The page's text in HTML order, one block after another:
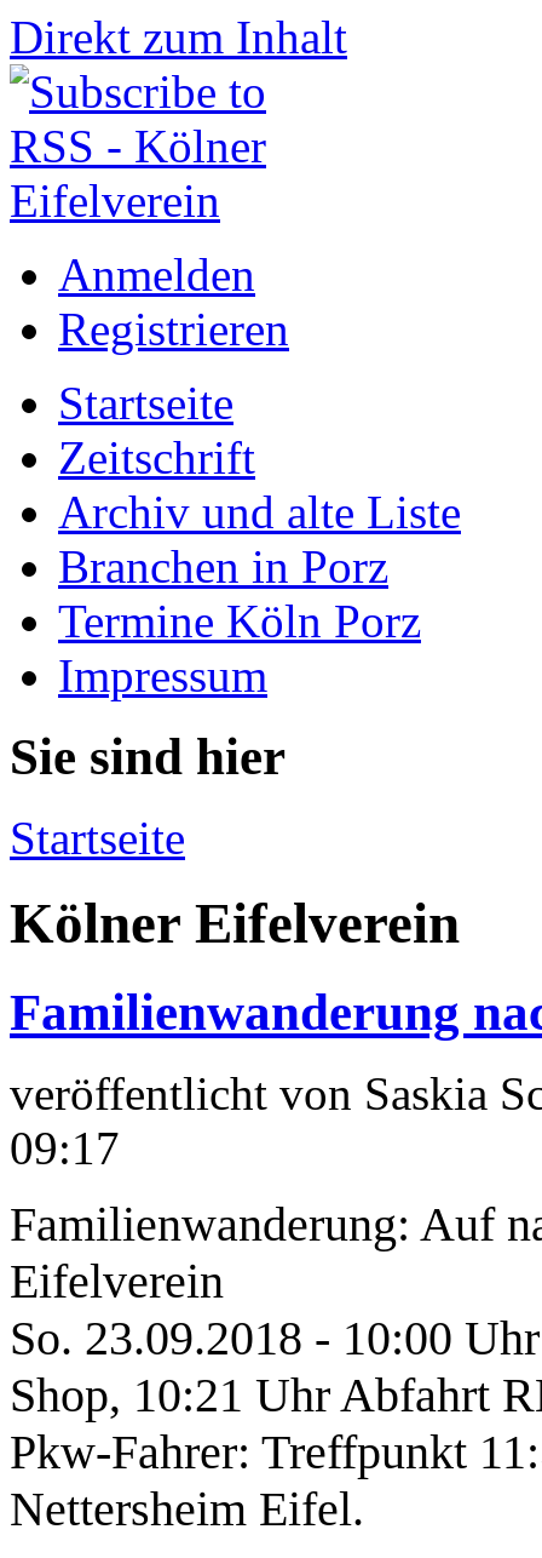
Direkt zum Inhalt
Anmelden
Registrieren
Startseite
Zeitschrift
Archiv und alte Liste
Branchen in Porz
Termine Köln Porz
Impressum
Sie sind hier
Startseite
Kölner Eifelverein
Familienwanderung
veröffentlicht von Saskia
09:17
Familienwanderung: Auf
Eifelverein
So. 23.09.2018 - 10:00
Shop, 10:21 Uhr Abfahrt
Pkw-Fahrer: Treffpunkt
Nettersheim Eifel.